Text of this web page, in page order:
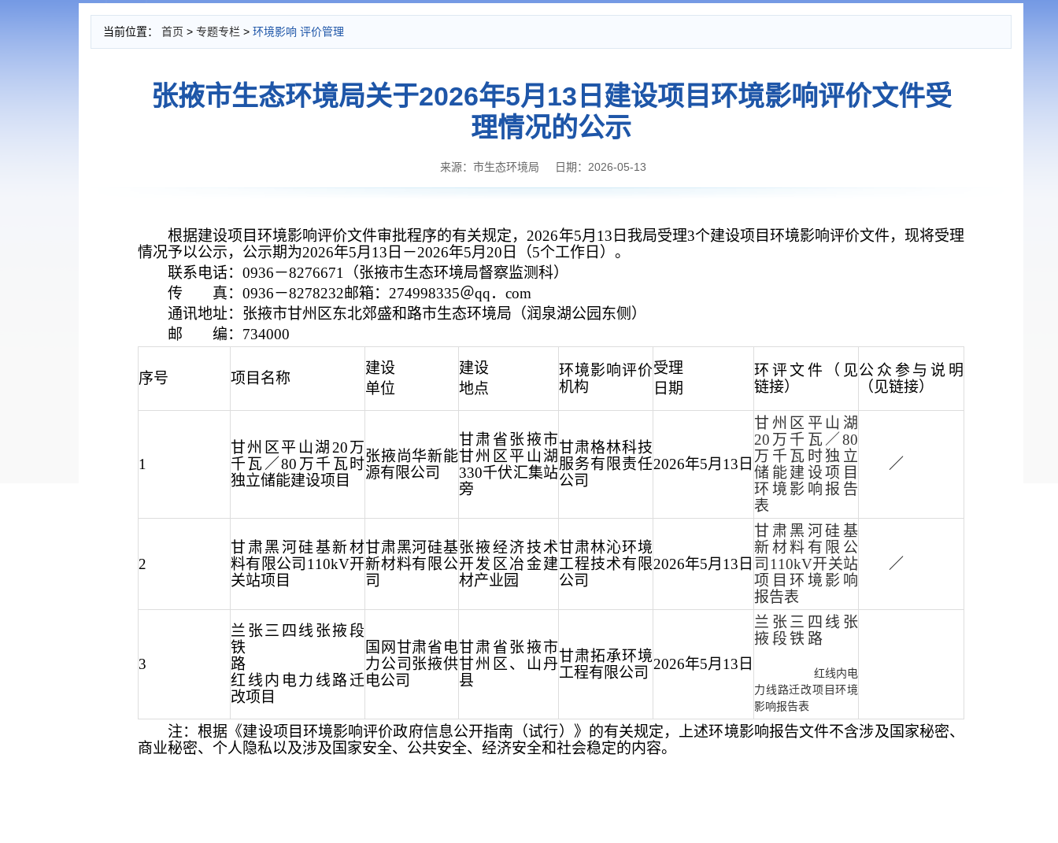
当前位置： 首页 > 专题专栏 > 环境影响 评价管理
张掖市生态环境局关于2026年5月13日建设项目环境影响评价文件受
理情况的公示
来源：市生态环境局 日期：2026-05-13
根据建设项目环境影响评价文件审批程序的有关规定， 2026年5月 13 日我局受理3个建设项目环境影响评价文件，现将受理
情况予以公示，公示期为2026年5月 13 日－2026年5月 20 日（5个工作日）。
联系电话： 0936－8276671 （张掖市生态环境局督察监测科）
传 真：0936－8278232邮箱： 274998335＠qq． com
通讯地址：张掖市甘州区东北郊盛和路市生态环境局（润泉湖公园东侧）
邮 编：734000
序号 项目名称
建设
单位
建设
地点
环境影响评价
机构
受理
日期
环评文件（见
链接）
公众参与说明
（见链接）
1
甘州区平山湖 20万
千瓦／80万千瓦时
独立储能建设项目
张掖尚华新能
源有限公司
甘肃省张掖市
甘州区平山湖
330千伏汇集站
旁
甘肃格林科技
服务有限责任
公司
2026年5月13日
甘州区平山湖
20万千瓦／80
万千瓦时独立
储能建设项目
环境影响报告
表
／
2
甘肃黑河硅基新材
料有限公司 110kV开
关站项目
甘肃黑河硅基
新材料有限公
司
张掖经济技术
开发区冶金建
材产业园
甘肃林沁环境
工程技术有限
公司
2026年5月13日
甘肃黑河硅基
新材料有限公
司 110kV开关站
项目环境影响
报告表
／
3
兰张三四线张掖段
铁
路
红线内电力线路迁
改项目
国网甘肃省电
力公司张掖供
电公司
甘肃省张掖市
甘州区、山丹
县
甘肃拓承环境
工程有限公司
2026年5月13日
兰张三四线张
掖段铁路
红线内电
力线路迁改项目环境
影响报告表
注：根据《建设项目环境影响评价政府信息公开指南（试行）》的有关规定，上述环境影响报告文件不含涉及国家秘密、
商业秘密、个人隐私以及涉及国家安全、公共安全、经济安全和社会稳定的内容。